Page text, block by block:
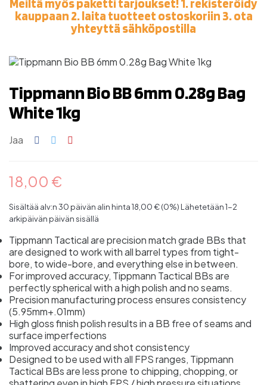
Meiltä myös paketti tarjoukset! 1. rekisteröidy
kauppaan 2. laita tuotteet ostoskoriin 3. ota
yhteyttä sähköpostilla
Tippmann Bio BB 6mm 0.28g Bag
White 1kg
Jaa
18,00 €
Sisältää alv:n30 päivän alin hinta 18,00 € (0%) Lähetetään 1-2
arkipäivän päivän sisällä
Tippmann Tactical are precision match grade BBs that
are designed to work with all barrel types from tight-
bore, to wide-bore, and everything else in between.
For improved accuracy, Tippmann Tactical BBs are
perfectly spherical with a high polish and no seams.
Precision manufacturing process ensures consistency
(5.95mm+.01mm)
High gloss finish polish results in a BB free of seams and
surface imperfections
Improved accuracy and shot consistency
Designed to be used with all FPS ranges, Tippmann
Tactical BBs are less prone to chipping, chopping, or